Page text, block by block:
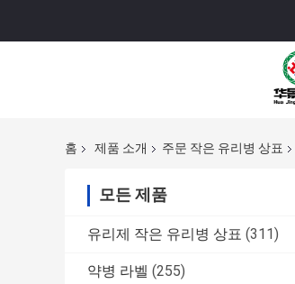
홈 제품 소개 주문 작은 유리병 상표
모든 제품
유리제 작은 유리병 상표 (311)
약병 라벨 (255)